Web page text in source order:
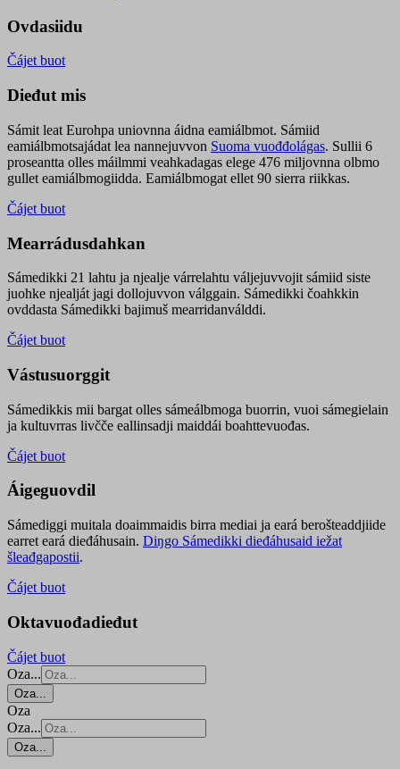
Ovdasiidu
Čájet buot
Dieđut mis
Sámit leat Eurohpa uniovnna áidna eamiálbmot. Sámiid
eamiálbmotsajádat lea nannejuvvon Suoma vuođđolágas. Sullii 6
proseantta olles máilmmi veahkadagas elege 476 miljovnna olbmo
gullet eamiálbmogiidda. Eamiálbmogat ellet 90 sierra riikkas.
Čájet buot
Mearrádusdahkan
Sámedikki 21 lahtu ja njealje várrelahtu váljejuvvojit sámiid siste
juohke njealját jagi dollojuvvon válggain. Sámedikki čoahkkin
ovddasta Sámedikki bajimuš mearridanválddi.
Čájet buot
Vástusuorggit
Sámedikkis mii bargat olles sámeálbmoga buorrin, vuoi sámegielain
ja kultuvrras livčče eallinsadji maiddái boahttevuođas.
Čájet buot
Áigeguovdil
Sámediggi muitala doaimmaidis birra mediai ja eará berošteaddjiide
earret eará dieđáhusain. Diŋgo Sámedikki dieđáhusaid iežat
šleađgapostii.
Čájet buot
Oktavuođadieđut
Čájet buot
Oza...
Oza...
Oza
Oza...
Oza...